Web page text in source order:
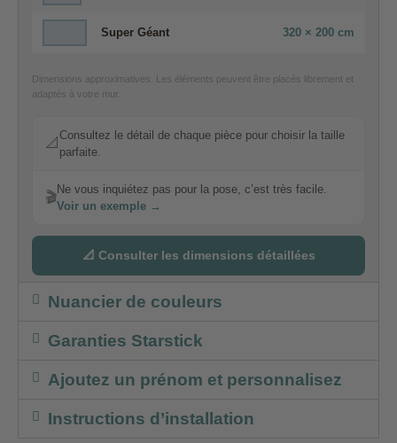
Super Géant 320 × 200 cm
Dimensions approximatives. Les éléments peuvent être placés librement et
adaptés à votre mur.
📐
Consultez le détail de chaque pièce pour choisir la taille
parfaite.
🎬
Ne vous inquiétez pas pour la pose, c’est très facile.
Voir un exemple →
📐 Consulter les dimensions détaillées
Nuancier de couleurs
Garanties Starstick
Ajoutez un prénom et personnalisez
Instructions d’installation